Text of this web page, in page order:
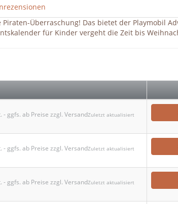
Überraschung! Das bietet der Playmobil
für Kinder vergeht die Zeit bis
- ggfs. ab Preise zzgl. VersandZuletzt aktualisiert
- ggfs. ab Preise zzgl. VersandZuletzt aktualisiert
- ggfs. ab Preise zzgl. VersandZuletzt aktualisiert